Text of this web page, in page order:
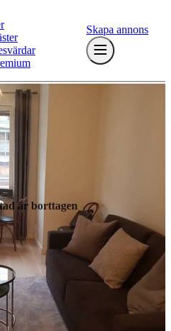
Skapa annons
är borttagen